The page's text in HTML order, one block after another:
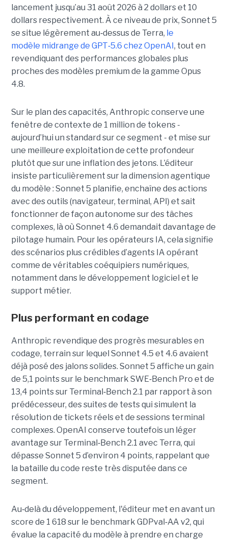
lancement jusqu’au 31 août 2026 à 2 dollars et 10
dollars respectivement. À ce niveau de prix, Sonnet 5
se situe légèrement au‑dessus de Terra, le
modèle midrange de GPT‑5.6 chez OpenAI, tout en
revendiquant des performances globales plus
proches des modèles premium de la gamme Opus
4.8.
Sur le plan des capacités, Anthropic conserve une
fenêtre de contexte de 1 million de tokens -
aujourd’hui un standard sur ce segment - et mise sur
une meilleure exploitation de cette profondeur
plutôt que sur une inflation des jetons. L’éditeur
insiste particulièrement sur la dimension agentique
du modèle : Sonnet 5 planifie, enchaîne des actions
avec des outils (navigateur, terminal, API) et sait
fonctionner de façon autonome sur des tâches
complexes, là où Sonnet 4.6 demandait davantage de
pilotage humain. Pour les opérateurs IA, cela signifie
des scénarios plus crédibles d’agents IA opérant
comme de véritables coéquipiers numériques,
notamment dans le développement logiciel et le
support métier.
Plus performant en codage
Anthropic revendique des progrès mesurables en
codage, terrain sur lequel Sonnet 4.5 et 4.6 avaient
déjà posé des jalons solides. Sonnet 5 affiche un gain
de 5,1 points sur le benchmark SWE‑Bench Pro et de
13,4 points sur Terminal‑Bench 2.1 par rapport à son
prédécesseur, des suites de tests qui simulent la
résolution de tickets réels et de sessions terminal
complexes. OpenAI conserve toutefois un léger
avantage sur Terminal‑Bench 2.1 avec Terra, qui
dépasse Sonnet 5 d’environ 4 points, rappelant que
la bataille du code reste très disputée dans ce
segment.
Au‑delà du développement, l'éditeur met en avant un
score de 1 618 sur le benchmark GDPval‑AA v2, qui
évalue la capacité du modèle à prendre en charge